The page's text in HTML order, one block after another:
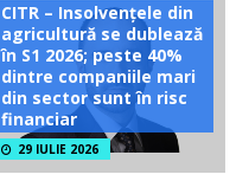
CITR – Insolvențele din
agricultură se dublează
în S1 2026; peste 40%
dintre companiile mari
din sector sunt în risc
financiar
29 IULIE 2026